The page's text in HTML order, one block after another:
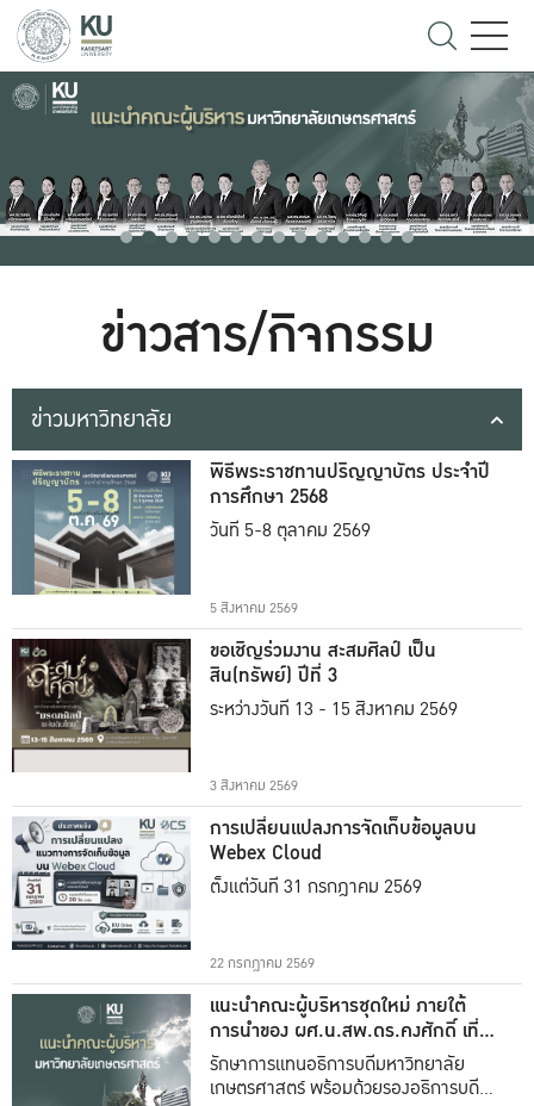
ข่าวสาร/กิจกรรม
ข่าวมหาวิทยาลัย
พิธีพระราชทานปริญญาบัตร ประจำปี
การศึกษา 2568
วันที่ 5-8 ตุลาคม 2569
5 สิงหาคม 2569
ขอเชิญร่วมงาน สะสมศิลป์ เป็น
สิน(ทรัพย์) ปีที่ 3
ระหว่างวันที่ 13 - 15 สิงหาคม 2569
3 สิงหาคม 2569
การเปลี่ยนแปลงการจัดเก็บข้อมูลบน
Webex Cloud
ตั้งแต่วันที่ 31 กรกฎาคม 2569
22 กรกฎาคม 2569
แนะนำคณะผู้บริหารชุดใหม่ ภายใต้
การนำของ ผศ.น.สพ.ดร.คงศักดิ์ เที่ยง
ธรรม
รักษาการแทนอธิการบดีมหาวิทยาลัย
เกษตรศาสตร์ พร้อมด้วยรองอธิการบดีทั้ง